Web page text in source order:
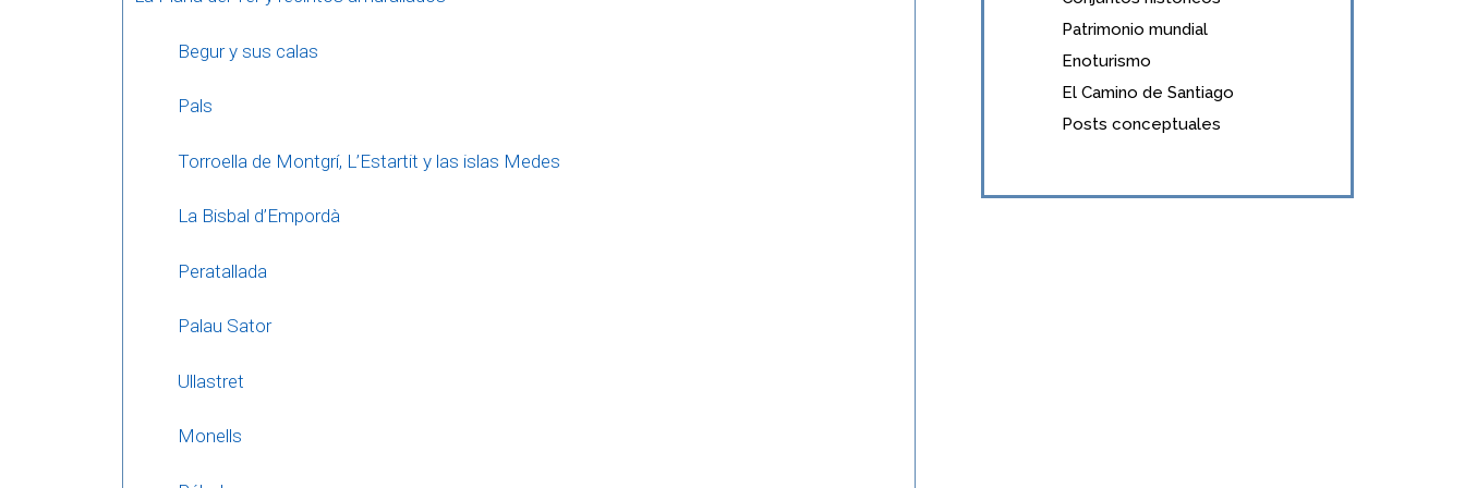
Begur y sus calas
Pals
Torroella de Montgrí, L’Estartit y las islas Medes
La Bisbal d’Empordà
Peratallada
Palau Sator
Ullastret
Monells
Patrimonio mundial
Enoturismo
El Camino de Santiago
Posts conceptuales